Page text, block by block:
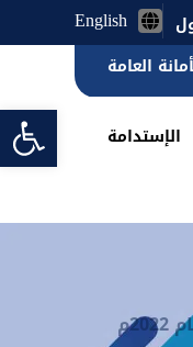
English
العامة
الإستدامة